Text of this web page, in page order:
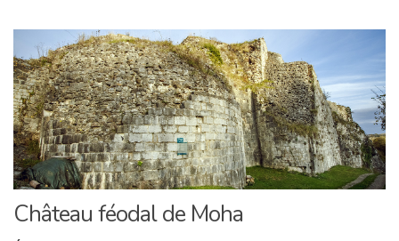
Château féodal de Moha